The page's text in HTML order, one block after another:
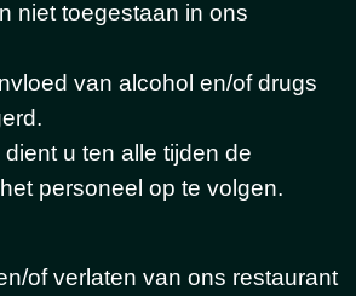
niet toegestaan in ons
van alcohol en/of drugs
u ten alle tijden de
personeel op te volgen.
of verlaten van ons restaurant